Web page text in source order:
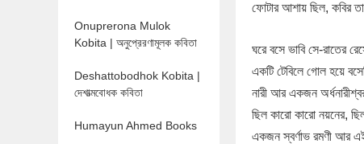
Onuprerona Mulok
Kobita | অনুপ্রেরণামূলক কবিতা
Deshattobodhok Kobita |
দেশাত্মবোধক কবিতা
Humayun Ahmed Books
ফোটার আশায় ছিল, কবির
ঘরে বসে ভাবি সে-রাতের
একটি টেবিলে গোল হয়ে
নারী আর একজন
ছিল কারো কারো নয়নের, ছিল
একজন স্বর্ণাভ রমণী আর